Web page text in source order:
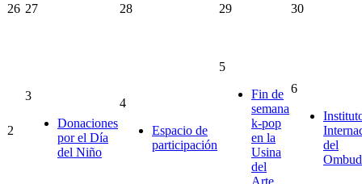
26 27 28 29 30
2
3
Donaciones
por el Día
del Niño
4
Espacio de
participación
5
Fin de
semana
k-pop
en la
Usina
del
Arte
6
del